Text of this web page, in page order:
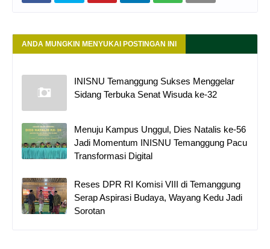
ANDA MUNGKIN MENYUKAI POSTINGAN INI
INISNU Temanggung Sukses Menggelar
Sidang Terbuka Senat Wisuda ke-32
Menuju Kampus Unggul, Dies Natalis ke-56
Jadi Momentum INISNU Temanggung Pacu
Transformasi Digital
Reses DPR RI Komisi VIII di Temanggung
Serap Aspirasi Budaya, Wayang Kedu Jadi
Sorotan